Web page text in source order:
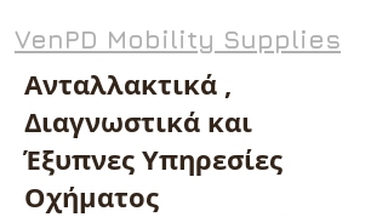
VenPD Mobility Supplies
Ανταλλακτικά ,
Διαγνωστικά και
Έξυπνες Υπηρεσίες
Οχήματος